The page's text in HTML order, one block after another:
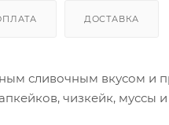
ДОСТАВКА
сливочным вкусом и
чизкейк, муссы